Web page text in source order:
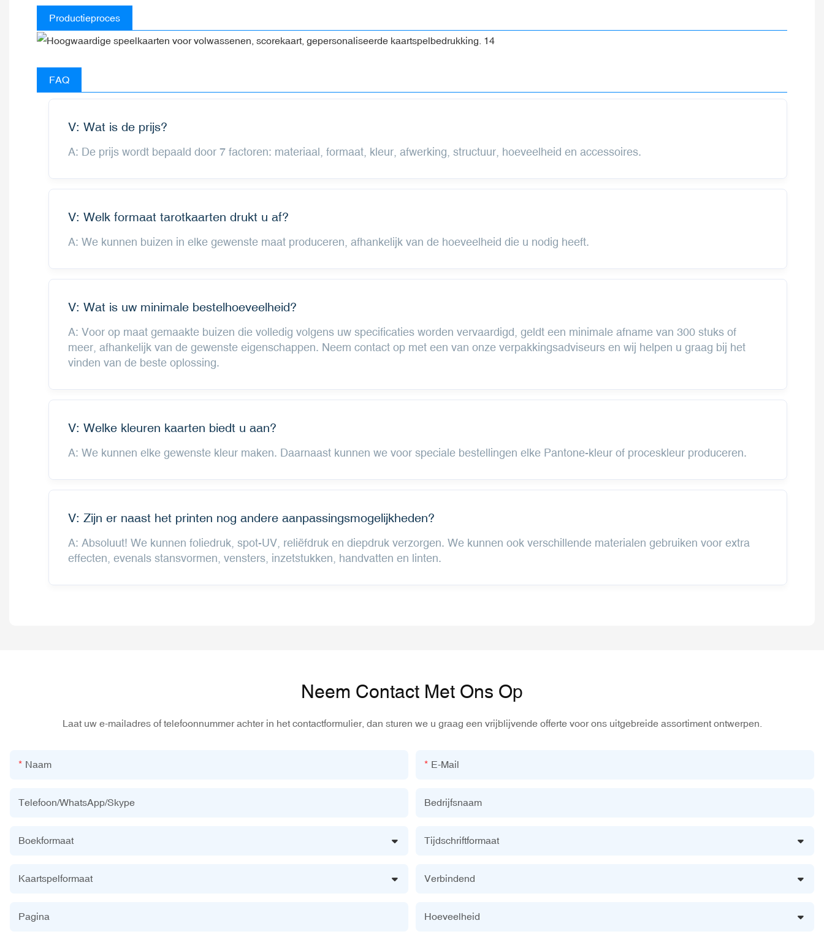
Productieproces
FAQ
V: Wat is de prijs?
A: De prijs wordt bepaald door 7 factoren: materiaal, formaat, kleur, afwerking, structuur, hoeveelheid en accessoires.
V: Welk formaat tarotkaarten drukt u af?
A: We kunnen buizen in elke gewenste maat produceren, afhankelijk van de hoeveelheid die u nodig heeft.
V: Wat is uw minimale bestelhoeveelheid?
A: Voor op maat gemaakte buizen die volledig volgens uw specificaties worden vervaardigd, geldt een minimale afname van 300 stuks of
meer, afhankelijk van de gewenste eigenschappen. Neem contact op met een van onze verpakkingsadviseurs en wij helpen u graag bij het
vinden van de beste oplossing.
V: Welke kleuren kaarten biedt u aan?
A: We kunnen elke gewenste kleur maken. Daarnaast kunnen we voor speciale bestellingen elke Pantone-kleur of proceskleur produceren.
V: Zijn er naast het printen nog andere aanpassingsmogelijkheden?
A: Absoluut! We kunnen foliedruk, spot-UV, reliëfdruk en diepdruk verzorgen. We kunnen ook verschillende materialen gebruiken voor extra
effecten, evenals stansvormen, vensters, inzetstukken, handvatten en linten.
Neem Contact Met Ons Op
Laat uw e-mailadres of telefoonnummer achter in het contactformulier, dan sturen we u graag een vrijblijvende offerte voor ons uitgebreide assortiment ontwerpen.
Naam E-Mail
Telefoon/WhatsApp/Skype Bedrijfsnaam
Boekformaat Tijdschriftformaat
Kaartspelformaat Verbindend
Pagina Hoeveelheid